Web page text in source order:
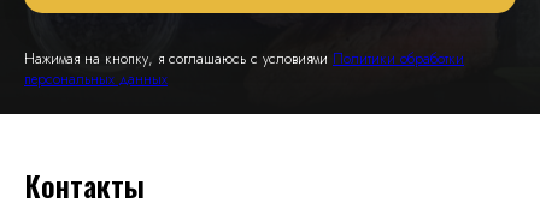
Нажимая на кнопку, я соглашаюсь с условиями Политики обработки
персональных данных
Контакты